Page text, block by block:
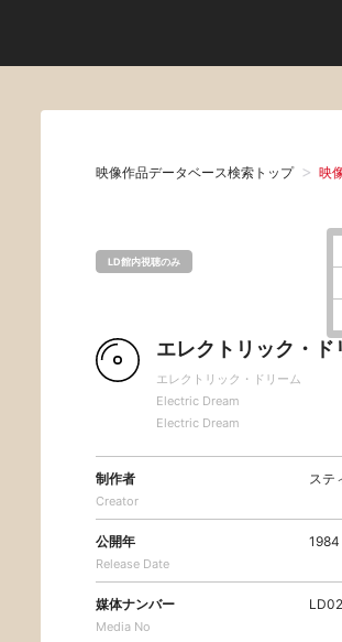
映像作品データベース検索トップ 映
LD館内視聴のみ
エレクトリック・ド
エレクトリック・ドリーム
Electric Dream
Electric Dream
制作者
Creator
ステ
公開年
Release Date
1984
媒体ナンバー
Media No